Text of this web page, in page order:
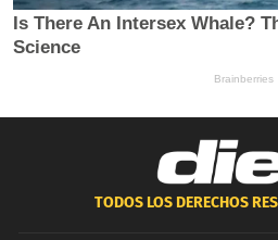
TODOS LOS DERECHOS